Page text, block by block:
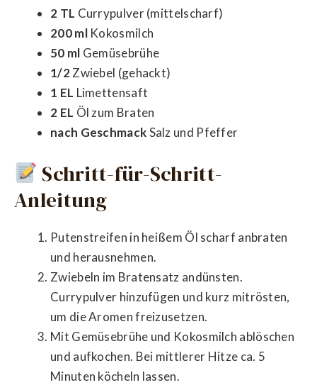
2 TL Currypulver (mittelscharf)
200 mlKokosmilch
50 ml Gemüsebrühe
1/2Zwiebel (gehackt)
1 EL Limettensaft
2 EL Öl zum Braten
nach GeschmackSalz und Pfeffer
Schritt-für-Schritt-
Anleitung
Putenstreifen in heißem Öl scharf anbraten
und herausnehmen.
Zwiebeln im Bratensatz andünsten.
Currypulver hinzufügen und kurz mitrösten,
um die Aromen freizusetzen.
Mit Gemüsebrühe und Kokosmilch ablöschen
und aufkochen. Bei mittlerer Hitze ca. 5
Minuten köcheln lassen.